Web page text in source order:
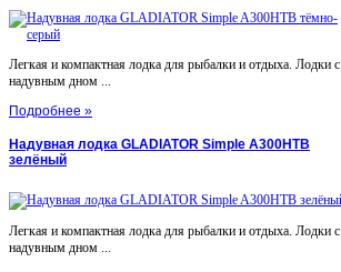
Легкая и компактная лодка для рыбалки и отдыха. Лодки с
надувным дном ...
Подробнее »
Надувная лодка GLADIATOR Simple A300НТВ
зелёный
Легкая и компактная лодка для рыбалки и отдыха. Лодки с
надувным дном ...